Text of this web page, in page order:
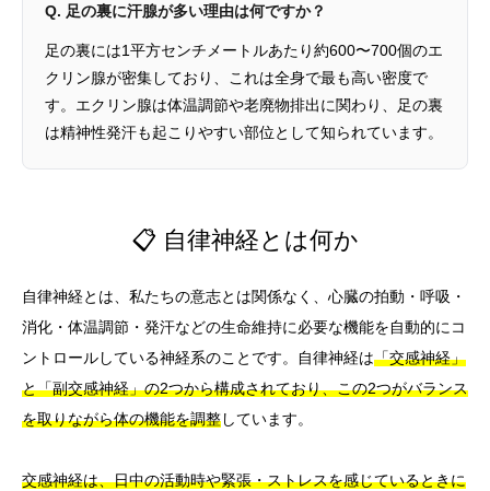
Q. 足の裏に汗腺が多い理由は何ですか？
足の裏には1平方センチメートルあたり約600〜700個のエ
クリン腺が密集しており、これは全身で最も高い密度で
す。エクリン腺は体温調節や老廃物排出に関わり、足の裏
は精神性発汗も起こりやすい部位として知られています。
📋 自律神経とは何か
自律神経とは、私たちの意志とは関係なく、心臓の拍動・呼吸・
消化・体温調節・発汗などの生命維持に必要な機能を自動的にコ
ントロールしている神経系のことです。自律神経は「交感神経」
と「副交感神経」の2つから構成されており、この2つがバランス
を取りながら体の機能を調整しています。
交感神経は、日中の活動時や緊張・ストレスを感じているときに